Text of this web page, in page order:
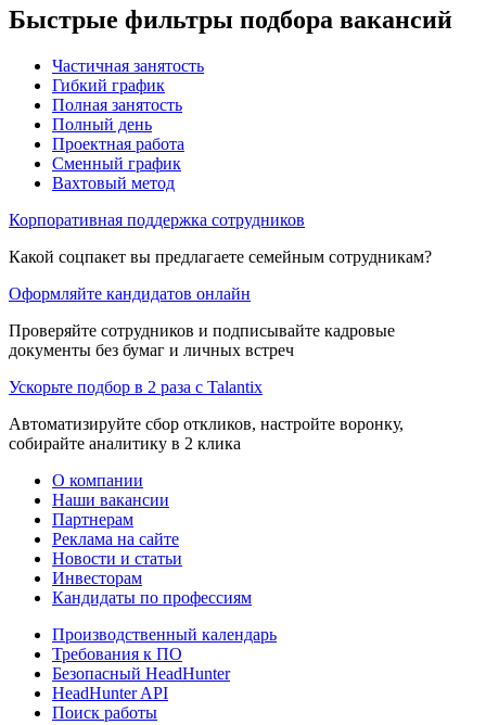
Быстрые фильтры подбора вакансий
Частичная занятость
Гибкий график
Полная занятость
Полный день
Проектная работа
Сменный график
Вахтовый метод
Корпоративная поддержка сотрудников
Какой соцпакет вы предлагаете семейным сотрудникам?
Оформляйте кандидатов онлайн
Проверяйте сотрудников и подписывайте кадровые
документы без бумаг и личных встреч
Ускорьте подбор в 2 раза с Talantix
Автоматизируйте сбор откликов, настройте воронку,
собирайте аналитику в 2 клика
О компании
Наши вакансии
Партнерам
Реклама на сайте
Новости и статьи
Инвесторам
Кандидаты по профессиям
Производственный календарь
Требования к ПО
Безопасный HeadHunter
HeadHunter API
Поиск работы